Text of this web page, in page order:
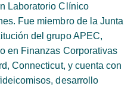
Laboratorio Clínico
Fue miembro de la Junta
del grupo APEC,
en Finanzas Corporativas
Connecticut, y cuenta con
desarrollo